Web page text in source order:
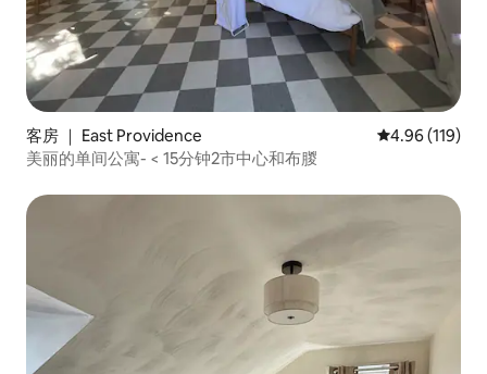
客房 ｜ East Providence 平均评分 4.96
4.96 (119)
美丽的单间公寓- < 15分钟2市中心和布朡